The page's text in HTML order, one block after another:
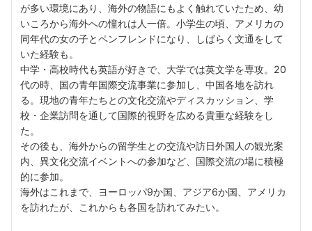
が多い環境にあり、海外の物語にもよく触れていたため、幼
いころから海外への憧れは人一倍。小学生の頃、アメリカの
同年代の女の子とペンフレンドになり、しばらく文通をして
いた経験も。
中学・高校時代も英語が好きで、大学では英文学を専攻。20
代の時、国の青年国際交流事業に参加し、中国各地を訪れ
る。現地の青年たちとの文化交流やディスカッション、学
校・企業訪問を通して国際的視野を広める貴重な経験をし
た。
その後も、海外からの留学生との交流や訪日外国人の観光案
内、異文化交流イベントへの参加など、国際交流の場に積極
的に参加。
海外はこれまで、ヨーロッパ9か国、アジア6か国、アメリカ
を訪れたが、これからも各国を訪れてみたい。